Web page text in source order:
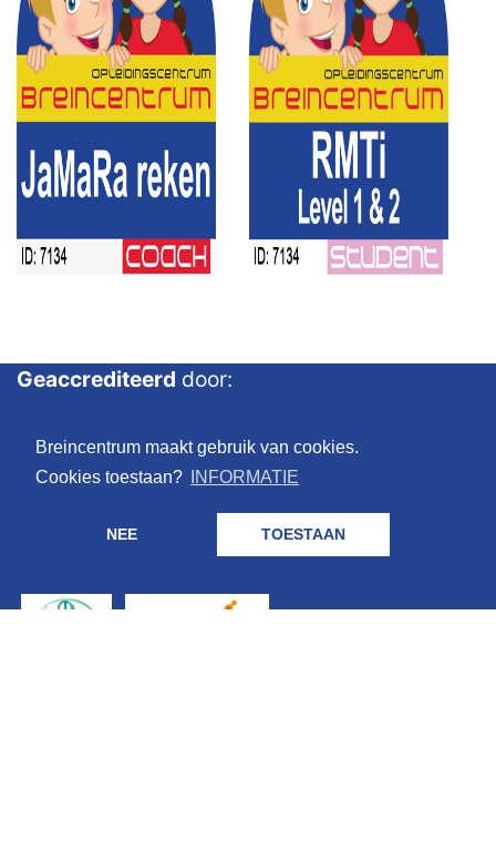
Breincentrum maakt gebruik van cookies.
Cookies toestaan?
INFORMATIE
NEE TOESTAAN
Geaccrediteerd door: